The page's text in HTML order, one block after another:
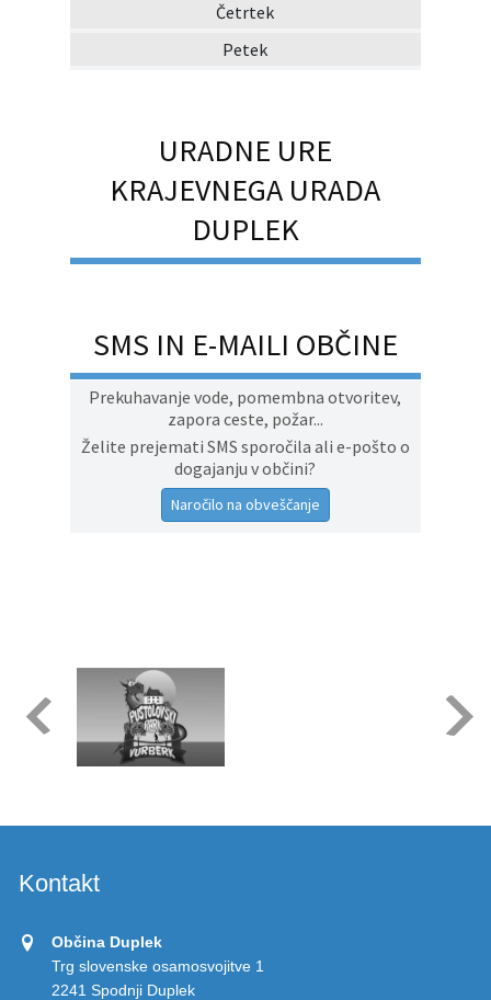
Četrtek
Petek
URADNE URE
KRAJEVNEGA URADA
DUPLEK
SMS IN E-MAILI OBČINE
Prekuhavanje vode, pomembna otvoritev,
zapora ceste, požar...
Želite prejemati SMS sporočila ali e-pošto o
dogajanju v občini?
Naročilo na obveščanje
Kontakt
Občina Duplek
Trg slovenske osamosvojitve 1
2241 Spodnji Duplek